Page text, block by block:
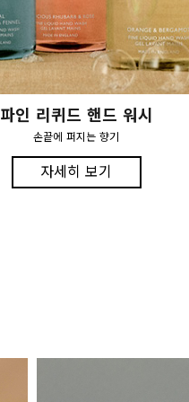
파인 리퀴드 핸드 워시
손끝에 퍼지는 향기
자세히 보기